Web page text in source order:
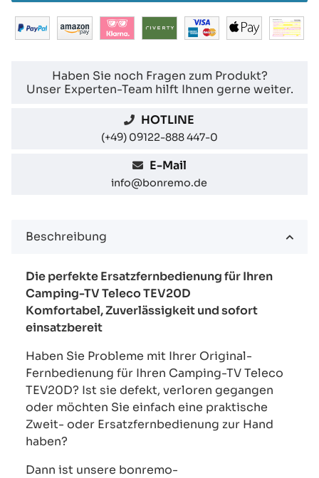
Haben Sie noch Fragen zum Produkt?
Unser Experten-Team hilft Ihnen gerne weiter.
HOTLINE
(+49) 09122-888 447-0
E-Mail
info@bonremo.de
Beschreibung
Die perfekte Ersatzfernbedienung für Ihren
Camping-TV Teleco TEV20D
Komfortabel, Zuverlässigkeit und sofort
einsatzbereit
Haben Sie Probleme mit Ihrer Original-
Fernbedienung für Ihren Camping-TV Teleco
TEV20D? Ist sie defekt, verloren gegangen
oder möchten Sie einfach eine praktische
Zweit- oder Ersatzfernbedienung zur Hand
haben?
Dann ist unsere bonremo-